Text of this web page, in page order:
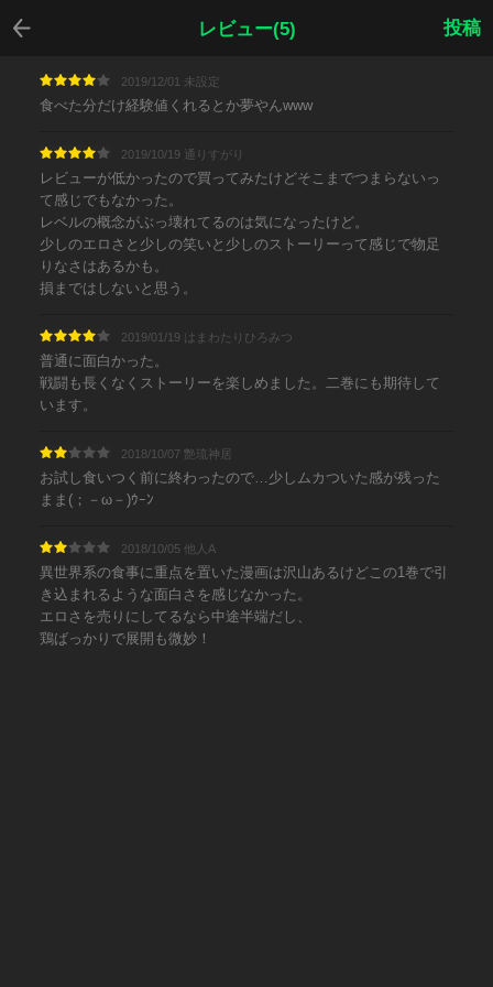
レビュー(5)
戻る
投稿
2019/12/01 未設定
食べた分だけ経験値くれるとか夢やんwww
2019/10/19 通りすがり
レビューが低かったので買ってみたけどそこまでつまらないっ
て感じでもなかった。
レベルの概念がぶっ壊れてるのは気になったけど。
少しのエロさと少しの笑いと少しのストーリーって感じで物足
りなさはあるかも。
損まではしないと思う。
2019/01/19 はまわたりひろみつ
普通に面白かった。
戦闘も長くなくストーリーを楽しめました。二巻にも期待して
います。
2018/10/07 艶琉神居
お試し食いつく前に終わったので…少しムカついた感が残った
まま(；－ω－)ｳｰﾝ
2018/10/05 他人A
異世界系の食事に重点を置いた漫画は沢山あるけどこの1巻で引
き込まれるような面白さを感じなかった。
エロさを売りにしてるなら中途半端だし、
鶏ばっかりで展開も微妙！